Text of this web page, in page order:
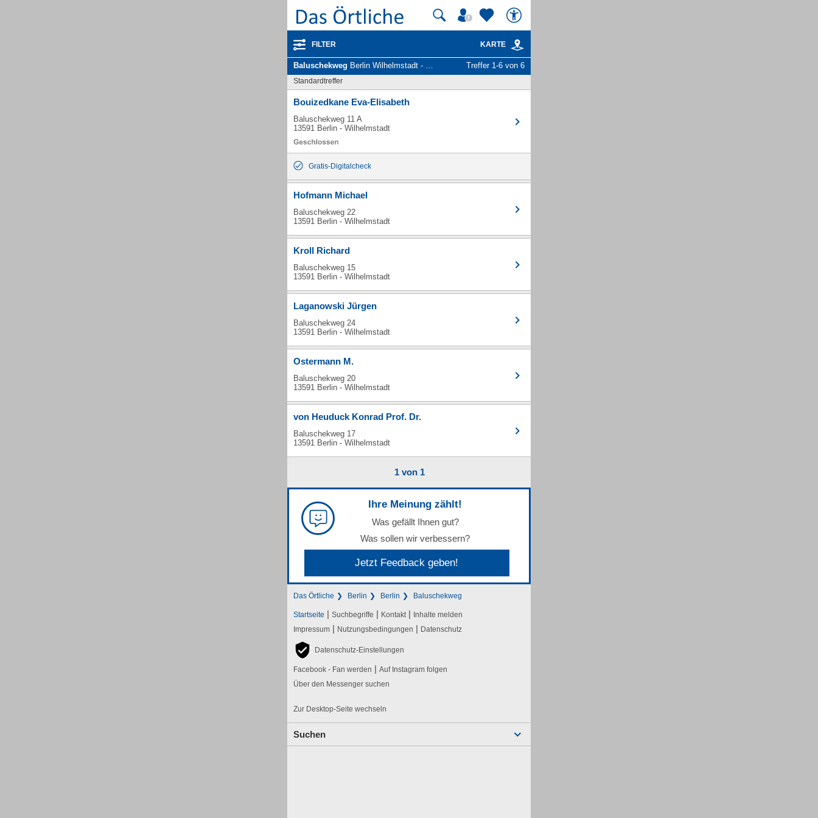
FILTER KARTE
Baluschekweg Berlin Wilhelmstadt - Unternehmen und Personen Treffer 1-6 von 6
Standardtreffer
Bouizedkane Eva-Elisabeth
Baluschekweg 11 A
13591 Berlin - Wilhelmstadt
Gratis-Digitalcheck
Hofmann Michael
Baluschekweg 22
13591 Berlin - Wilhelmstadt
Kroll Richard
Baluschekweg 15
13591 Berlin - Wilhelmstadt
Laganowski Jürgen
Baluschekweg 24
13591 Berlin - Wilhelmstadt
Ostermann M.
Baluschekweg 20
13591 Berlin - Wilhelmstadt
von Heuduck Konrad Prof. Dr.
Baluschekweg 17
13591 Berlin - Wilhelmstadt
1 von 1
Ihre Meinung zählt!
Was gefällt Ihnen gut?
Was sollen wir verbessern?
Jetzt Feedback geben!
Das Örtliche Berlin Berlin Baluschekweg
Startseite | Suchbegriffe | Kontakt | Inhalte melden
Impressum | Nutzungsbedingungen | Datenschutz
Datenschutz-Einstellungen
Facebook - Fan werden | Auf Instagram folgen
Über den Messenger suchen
Zur Desktop-Seite wechseln
Suchen